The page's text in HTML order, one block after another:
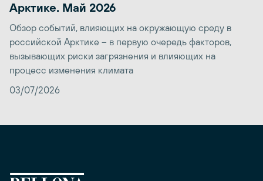
Арктике. Май 2026
Обзор событий, влияющих на окружающую среду в
российской Арктике – в первую очередь факторов,
вызывающих риски загрязнения и влияющих на
процесс изменения климата
03/07/2026